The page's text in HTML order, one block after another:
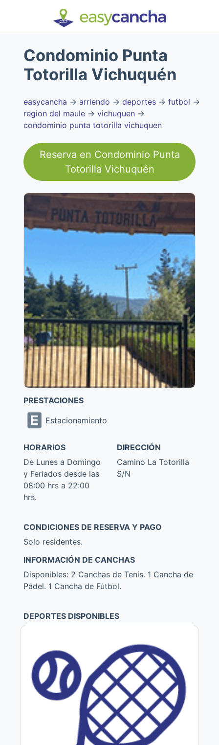
Condominio Punta
Totorilla Vichuquén
easycancha → arriendo → deportes → futbol →
region del maule → vichuquen →
condominio punta totorilla vichuquen
Reserva en Condominio Punta
Totorilla Vichuquén
PRESTACIONES
Estacionamiento
HORARIOS
De Lunes a Domingo
y Feriados desde las
08:00 hrs a 22:00
hrs.
DIRECCIÓN
Camino La Totorilla
S/N
CONDICIONES DE RESERVA Y PAGO
Solo residentes.
INFORMACIÓN DE CANCHAS
Disponibles: 2 Canchas de Tenis. 1 Cancha de
Pádel. 1 Cancha de Fútbol.
DEPORTES DISPONIBLES